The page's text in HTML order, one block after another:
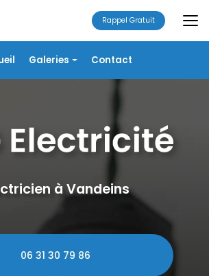
Galeries
Chauffage/VMC
Portails
Contact
Rappel Gratuit
à Vandeins
06 31 30 79 86